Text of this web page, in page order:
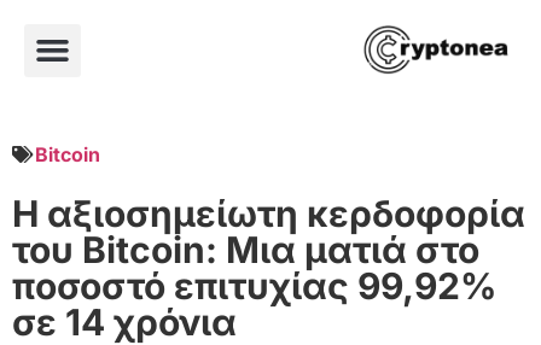
Bitcoin
Η αξιοσημείωτη κερδοφορία
του Bitcoin: Μια ματιά στο
ποσοστό επιτυχίας 99,92%
σε 14 χρόνια